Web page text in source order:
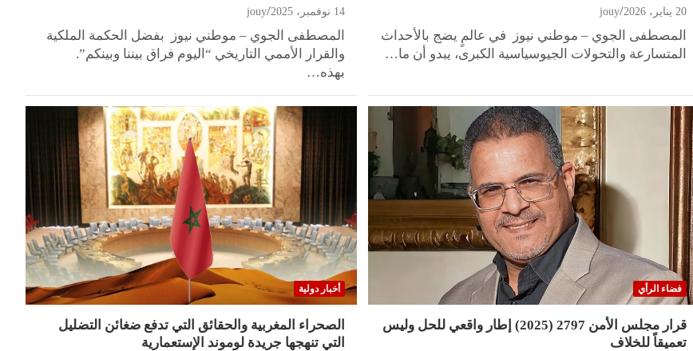
20 يناير، 2026 jouy
المصطفى الجوي – موطني نيوز في عالمٍ يضج بالأحداث
المتسارعة والتحولات الجيوسياسية الكبرى، يبدو أن ما…
14 نوفمبر، 2025 jouy
المصطفى الجوي – موطني نيوز بفضل الحكمة الملكية
والقرار الأممي التاريخي “اليوم فراق بيننا وبينكم”.
بهذه…
فضاء الرأي
قرار مجلس الأمن 2797 (2025) إطار واقعي للحل وليس
تعميقاً للخلاف
أخبار دولية
الصحراء المغربية والحقائق التي تدفع ضغائن التضليل
التي تنهجها جريدة لوموند الإستعمارية